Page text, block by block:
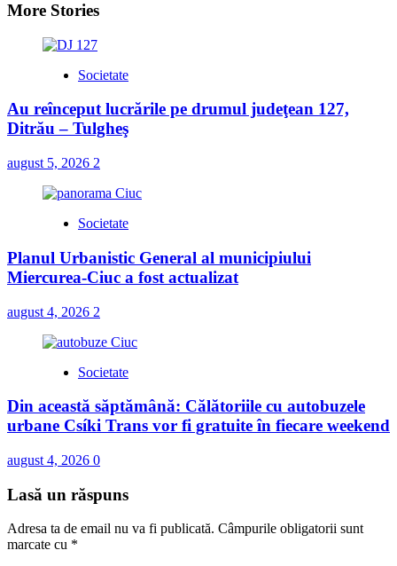
More Stories
Societate
Au reînceput lucrările pe drumul judeţean 127,
Ditrău – Tulgheş
august 5, 2026 2
Societate
Planul Urbanistic General al municipiului
Miercurea-Ciuc a fost actualizat
august 4, 2026 2
Societate
Din această săptămână: Călătoriile cu autobuzele
urbane Csíki Trans vor fi gratuite în fiecare weekend
august 4, 2026 0
Lasă un răspuns
Adresa ta de email nu va fi publicată. Câmpurile obligatorii sunt
marcate cu *